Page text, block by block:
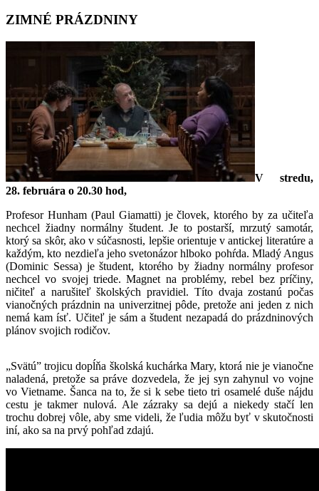
ZIMNÉ PRÁZDNINY
V stredu,
28. februára o 20.30 hod,
Profesor Hunham (Paul Giamatti) je človek, ktorého by za učiteľa
nechcel žiadny normálny študent. Je to postarší, mrzutý samotár,
ktorý sa skôr, ako v súčasnosti, lepšie orientuje v antickej literatúre a
každým, kto nezdieľa jeho svetonázor hlboko pohŕda. Mladý Angus
(Dominic Sessa) je študent, ktorého by žiadny normálny profesor
nechcel vo svojej triede. Magnet na problémy, rebel bez príčiny,
ničiteľ a narušiteľ školských pravidiel. Títo dvaja zostanú počas
vianočných prázdnin na univerzitnej pôde, pretože ani jeden z nich
nemá kam ísť. Učiteľ je sám a študent nezapadá do prázdninových
plánov svojich rodičov.
„Svätú” trojicu dopĺňa školská kuchárka Mary, ktorá nie je vianočne
naladená, pretože sa práve dozvedela, že jej syn zahynul vo vojne
vo Vietname. Šanca na to, že si k sebe tieto tri osamelé duše nájdu
cestu je takmer nulová. Ale zázraky sa dejú a niekedy stačí len
trochu dobrej vôle, aby sme videli, že ľudia môžu byť v skutočnosti
iní, ako sa na prvý pohľad zdajú.